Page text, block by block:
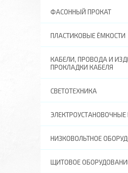
ФАСОННЫЙ ПРОКАТ
ПЛАСТИКОВЫЕ ЁМКОСТИ
КАБЕЛИ, ПРОВОДА И
ПРОКЛАДКИ КАБЕЛЯ
СВЕТОТЕХНИКА
ЭЛЕКТРОУСТАНОВОЧНЫЕ
НИЗКОВОЛЬТНОЕ
ЩИТОВОЕ